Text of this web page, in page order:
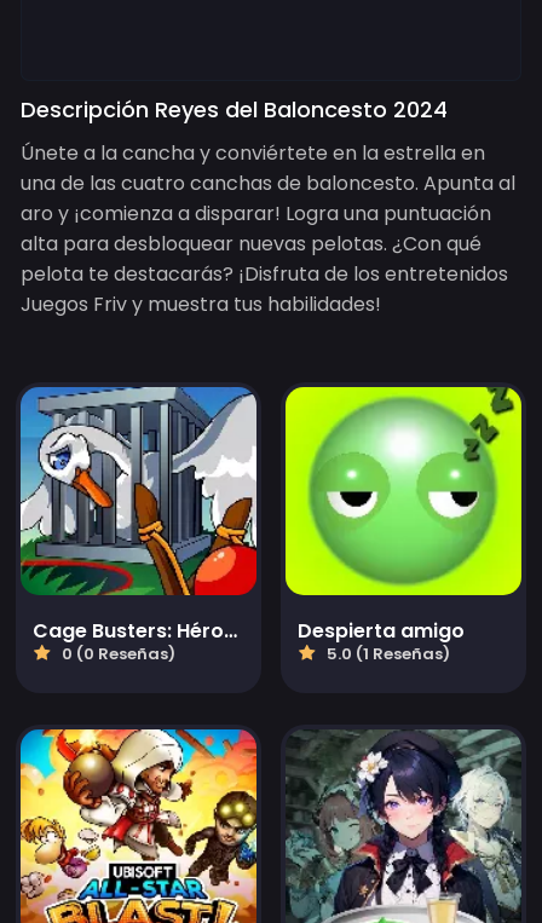
Descripción Reyes del Baloncesto 2024
Únete a la cancha y conviértete en la estrella en
una de las cuatro canchas de baloncesto. Apunta al
aro y ¡comienza a disparar! Logra una puntuación
alta para desbloquear nuevas pelotas. ¿Con qué
pelota te destacarás? ¡Disfruta de los entretenidos
Juegos Friv y muestra tus habilidades!
Cage Busters: Héroes con Tirachinas
0 (0 Reseñas)
Despierta amigo
5.0 (1 Reseñas)